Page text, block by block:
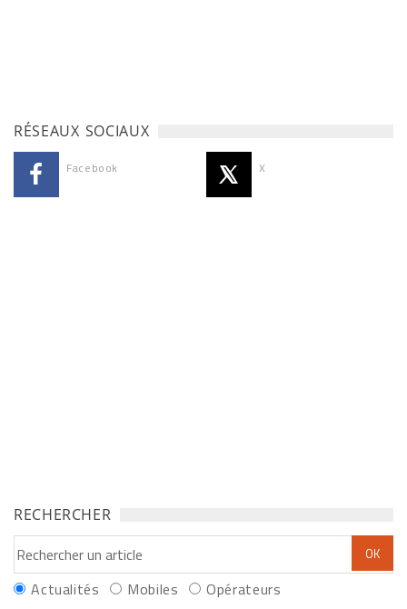
RÉSEAUX SOCIAUX
Facebook X
RECHERCHER
Actualités Mobiles Opérateurs